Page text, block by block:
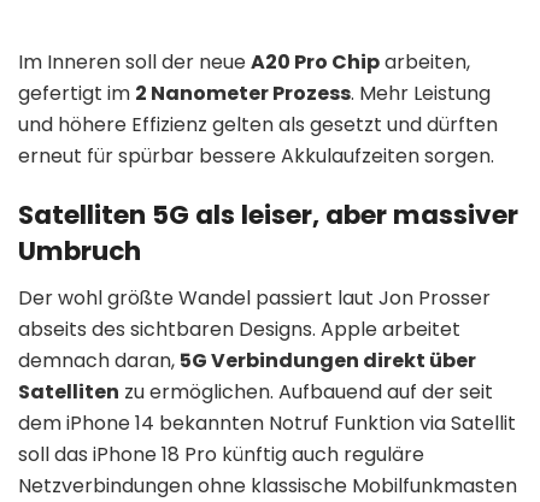
Im Inneren soll der neueA20 Pro Chiparbeiten,
gefertigt im 2 Nanometer Prozess. Mehr Leistung
und höhere Effizienz gelten als gesetzt und dürften
erneut für spürbar bessere Akkulaufzeiten sorgen.
Satelliten 5G als leiser, aber massiver
Umbruch
Der wohl größte Wandel passiert laut Jon Prosser
abseits des sichtbaren Designs. Apple arbeitet
demnach daran, 5G Verbindungen direkt über
Satelliten zu ermöglichen. Aufbauend auf der seit
dem iPhone 14 bekannten Notruf Funktion via Satellit
soll das iPhone 18 Pro künftig auch reguläre
Netzverbindungen ohne klassische Mobilfunkmasten